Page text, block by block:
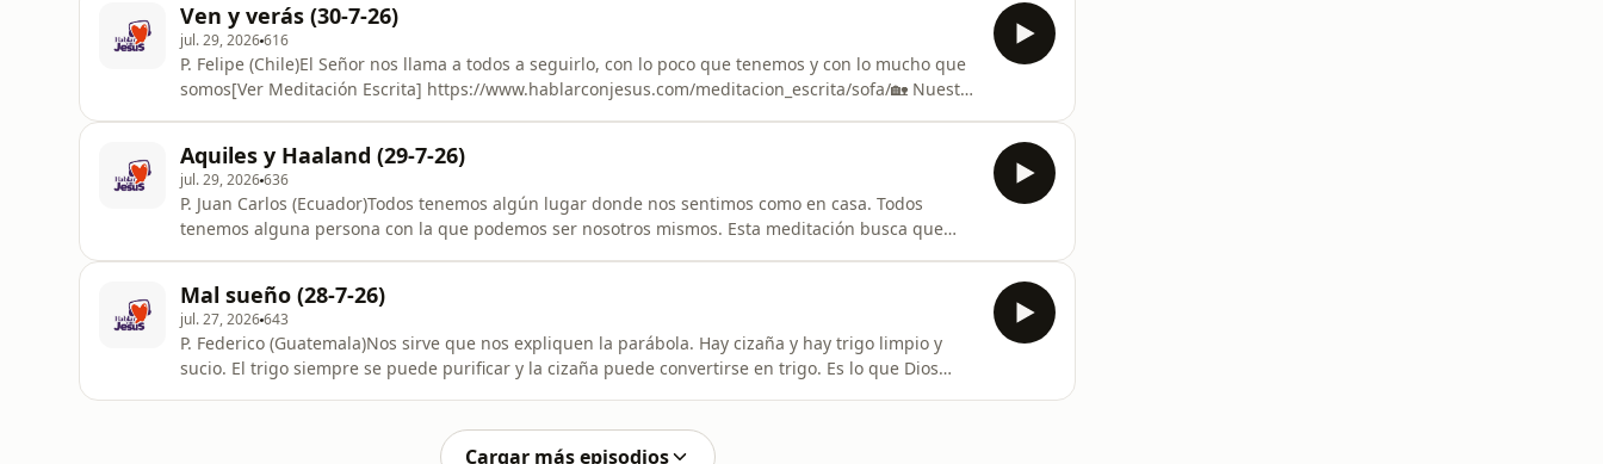
Ven y verás (30-7-26)
jul. 29, 2026616
P. Felipe (Chile)El Señor nos llama a todos a seguirlo, con lo poco que tenemos y con lo mucho que
somos[Ver Meditación Escrita] https://www.hablarconjesus.com/meditacion_escrita/sofa/🏡 Nuestro
Aquiles y Haaland (29-7-26)
jul. 29, 2026636
P. Juan Carlos (Ecuador)Todos tenemos algún lugar donde nos sentimos como en casa. Todos
tenemos alguna persona con la que podemos ser nosotros mismos. Esta meditación busca que
https://www.hablarconjesus.com/meditacion_escr
Mal sueño (28-7-26)
jul. 27, 2026643
P. Federico (Guatemala)Nos sirve que nos expliquen la parábola. Hay cizaña y hay trigo limpio y
sucio. El trigo siempre se puede purificar y la cizaña puede convertirse en trigo. Es lo que Dios
https://www.hablarconjesus. / com📷 IG https://www.instagram.com/h
Cargar más episodios